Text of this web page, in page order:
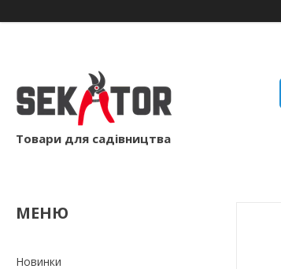
Товари для садівництва
Новинки